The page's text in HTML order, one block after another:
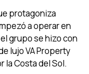
protagoniza
a operar en
grupo se hizo con
lujo VA Property
la Costa del Sol.